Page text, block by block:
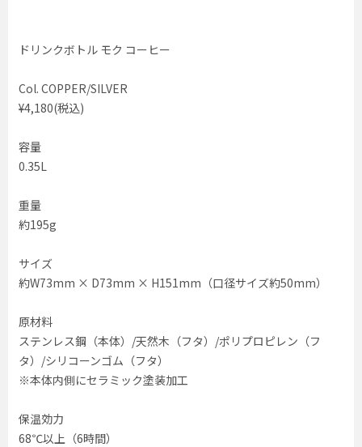
ドリンクボトル モク コーヒー
Col. COPPER/SILVER
¥4,180(税込)
容量
0.35L
重量
約195g
サイズ
約W73mm × D73mm × H151mm（口径サイズ約50mm）
原材料
ステンレス鋼（本体）/天然木（フタ）/ポリプロピレン（フ
タ）/シリコーンゴム（フタ）
※本体内側にセラミック塗装加工
保温効力
68℃以上（6時間）